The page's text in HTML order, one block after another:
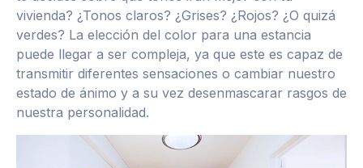
vivienda? ¿Tonos claros? ¿Grises? ¿Rojos? ¿O quizá
verdes? La elección del color para una estancia
puede llegar a ser compleja, ya que este es capaz de
transmitir diferentes sensaciones o cambiar nuestro
estado de ánimo y a su vez desenmascarar rasgos de
nuestra personalidad.